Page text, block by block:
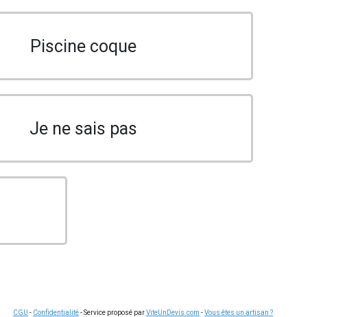
Piscine coque
Je ne sais pas
CGU - Confidentialité- Service proposé parViteUnDevis.com -Vous êtes un artisan ?